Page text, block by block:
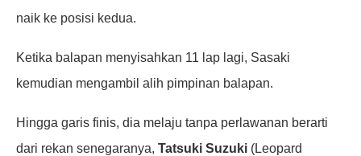
naik ke posisi kedua.
Ketika balapan menyisahkan 11 lap lagi, Sasaki
kemudian mengambil alih pimpinan balapan.
Hingga garis finis, dia melaju tanpa perlawanan berarti
dari rekan senegaranya, Tatsuki Suzuki (Leopard